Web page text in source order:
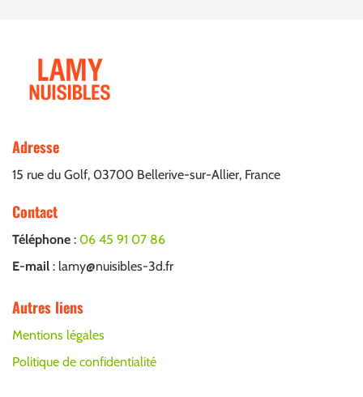
Adresse
15 rue du Golf, 03700 Bellerive-sur-Allier, France
Contact
Téléphone : 06 45 91 07 86
E-mail : lamy@nuisibles-3d.fr
Autres liens
Mentions légales
Politique de confidentialité